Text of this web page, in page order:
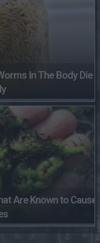
In The Body Die
Are Known to Cause